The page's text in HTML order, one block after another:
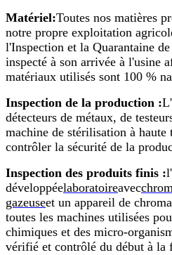
Matériel:Toutes nos matières
notre propre exploitation
l'Inspection et la Quarantaine
inspecté à son arrivée à l'usine
matériaux utilisés sont 100 %
Inspection de la production :
détecteurs de métaux, de
machine de stérilisation à
contrôler la sécurité de la
Inspection des produits finis :
développéelaboratoireavec
gazeuseet un appareil de
toutes les machines utilisées
chimiques et des micro-
vérifié et contrôlé du début à la